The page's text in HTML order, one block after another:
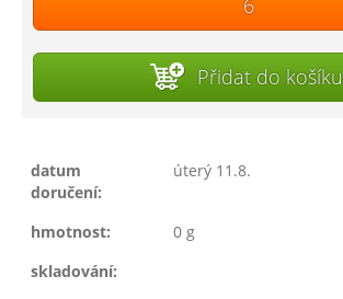
Přidat do košíku
datum
doručení:
úterý 11.8.
hmotnost:
0 g
skladování: